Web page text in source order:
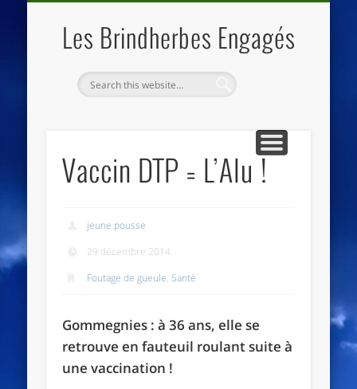
Les Brindherbes Engagés
Vaccin DTP = L’Alu !
jeune pousse
29 décembre 2014
Foutage de gueule,Santé
Gommegnies : à 36 ans, elle se
retrouve en fauteuil roulant suite à
une vaccination !